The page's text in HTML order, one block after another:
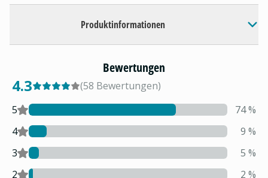
Produktinformationen
Bewertungen
4.3 (58 Bewertungen)
5
74%
4
9 %
3
5 %
2
2 %